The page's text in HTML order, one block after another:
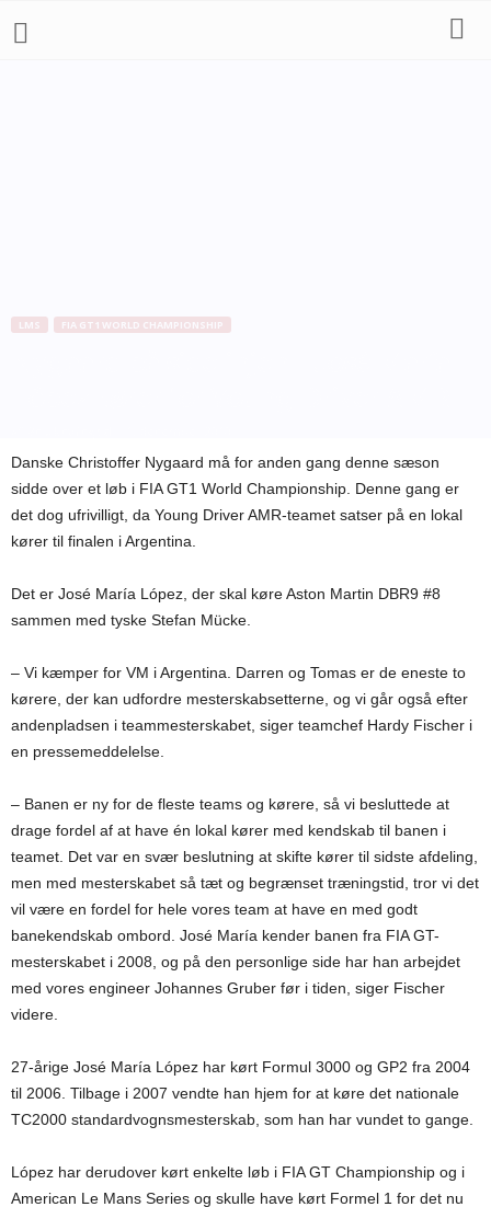
LMS FIA GT1 WORLD CHAMPIONSHIP
Danske Christoffer Nygaard må for anden gang denne sæson
sidde over et løb i FIA GT1 World Championship. Denne gang er
det dog ufrivilligt, da Young Driver AMR-teamet satser på en lokal
kører til finalen i Argentina.
Det er José María López, der skal køre Aston Martin DBR9 #8
sammen med tyske Stefan Mücke.
– Vi kæmper for VM i Argentina. Darren og Tomas er de eneste to
kørere, der kan udfordre mesterskabsetterne, og vi går også efter
andenpladsen i teammesterskabet, siger teamchef Hardy Fischer i
en pressemeddelelse.
– Banen er ny for de fleste teams og kørere, så vi besluttede at
drage fordel af at have én lokal kører med kendskab til banen i
teamet. Det var en svær beslutning at skifte kører til sidste afdeling,
men med mesterskabet så tæt og begrænset træningstid, tror vi det
vil være en fordel for hele vores team at have en med godt
banekendskab ombord. José María kender banen fra FIA GT-
mesterskabet i 2008, og på den personlige side har han arbejdet
med vores engineer Johannes Gruber før i tiden, siger Fischer
videre.
27-årige José María López har kørt Formul 3000 og GP2 fra 2004
til 2006. Tilbage i 2007 vendte han hjem for at køre det nationale
TC2000 standardvognsmesterskab, som han har vundet to gange.
López har derudover kørt enkelte løb i FIA GT Championship og i
American Le Mans Series og skulle have kørt Formel 1 for det nu